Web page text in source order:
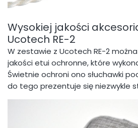
Wysokiej jakości
Ucotech RE-2
W zestawie z Ucotech RE-2
jakości etui ochronne, które
Świetnie ochroni ono słuchawki
do tego prezentuje się niezwykle